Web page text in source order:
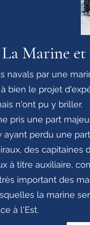
La Marine et
navals par une
bien le projet
n'ont pu y briller.
pris une part
ayant perdu une
des
à titre auxiliaire,
important des
la marine
à l'Est.